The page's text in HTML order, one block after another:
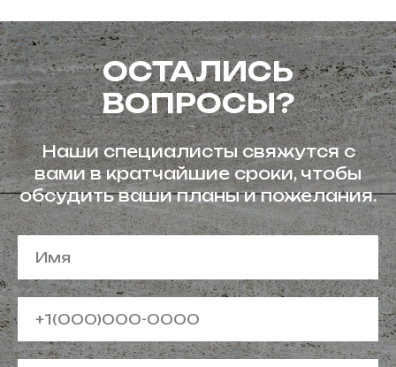
ОСТАЛИСЬ
ВОПРОСЫ?
Наши специалисты свяжутся с
вами в кратчайшие сроки, чтобы
обсудить ваши планы и пожелания.